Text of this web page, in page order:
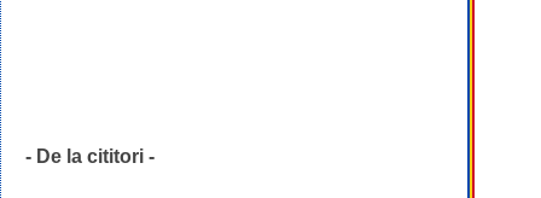
- De la cititori -